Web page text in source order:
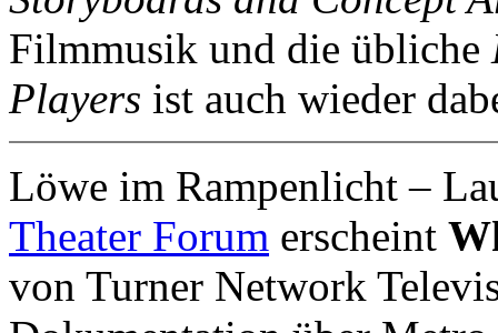
Filmmusik und die übliche
Players ist auch wieder
Löwe im Rampenlicht –
Theater Forum erscheint
von Turner Network